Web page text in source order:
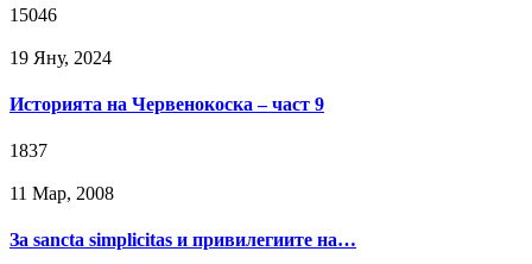
15046
19 Яну, 2024
Историята на Червенокоска – част 9
1837
11 Мар, 2008
За sancta simplicitas и привилегиите на…